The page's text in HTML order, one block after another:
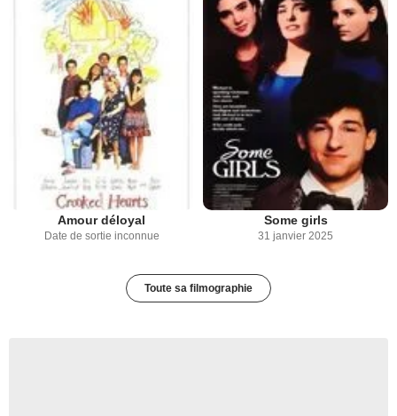
Amour déloyal
Date de sortie inconnue
Some girls
31 janvier 2025
Toute sa filmographie